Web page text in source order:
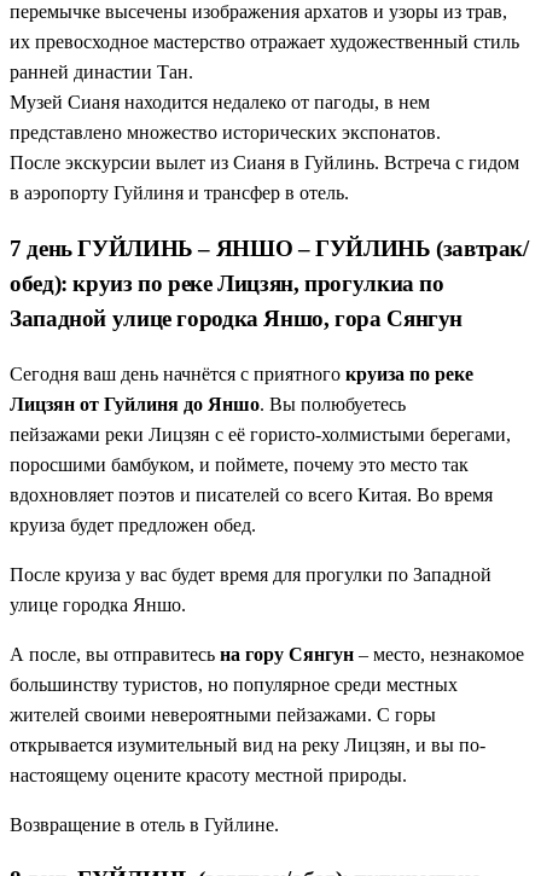
перемычке высечены изображения архатов и узоры из трав,
их превосходное мастерство отражает художественный стиль
ранней династии Тан.
Музей Сианя находится недалеко от пагоды, в нем
представлено множество исторических экспонатов.
После экскурсии вылет из Сианя в Гуйлинь. Встреча с гидом
в аэропорту Гуйлиня и трансфер в отель.
7 день ГУЙЛИНЬ – ЯНШО – ГУЙЛИНЬ (завтрак/
обед): круиз по реке Лицзян, прогулкиа по
Западной улице городка Яншо, гора Сянгун
Сегодня ваш день начнётся с приятного круиза по реке
Лицзян от Гуйлиня до Яншо. Вы полюбуетесь
пейзажами реки Лицзян с её гористо-холмистыми берегами,
поросшими бамбуком, и поймете, почему это место так
вдохновляет поэтов и писателей со всего Китая. Во время
круиза будет предложен обед.
После круиза у вас будет время для прогулки по Западной
улице городка Яншо.
А после, вы отправитесь на гору Сянгун – место, незнакомое
большинству туристов, но популярное среди местных
жителей своими невероятными пейзажами. С горы
открывается изумительный вид на реку Лицзян, и вы по-
настоящему оцените красоту местной природы.
Возвращение в отель в Гуйлине.